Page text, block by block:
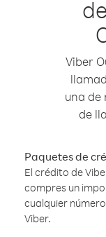
Viber
una de
de
Paquetes de
El crédito de
compres un
cualquier
Viber.